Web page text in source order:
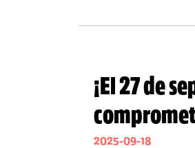
¡El 27 de
2025-09-18